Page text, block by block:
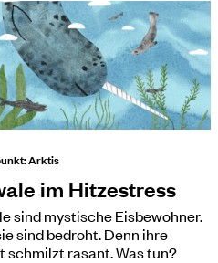
Arktis
im Hitzestress
sind mystische Eisbewohner.
sind bedroht. Denn ihre
schmilzt rasant. Was tun?